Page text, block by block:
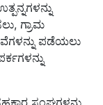
ಗ್ರಾಮ
ಪಡೆಯಲು